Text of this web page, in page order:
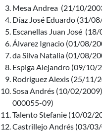
Mesa Andrea (21/10/
Díaz José Eduardo (31/
Escanellas Juan José
Álvarez Ignacio (01/08/
da Silva Natalia (01/08/
Espiga Alejandro (09/10/
Rodríguez Alexis (25/11/
Sosa Andrés (10/02/
000055-09)
Talento Stefanie (10/02/
Castrillejo Andrés (03/